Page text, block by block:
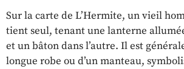
Sur la carte de L’Hermite, un vieil
tient seul, tenant une lanterne
et un bâton dans l’autre. Il est
longue robe ou d’un manteau,